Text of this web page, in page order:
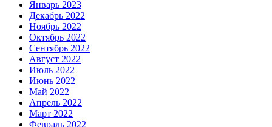
Январь 2023
Декабрь 2022
Ноябрь 2022
Октябрь 2022
Сентябрь 2022
Август 2022
Июль 2022
Июнь 2022
Май 2022
Апрель 2022
Март 2022
Февраль 2022